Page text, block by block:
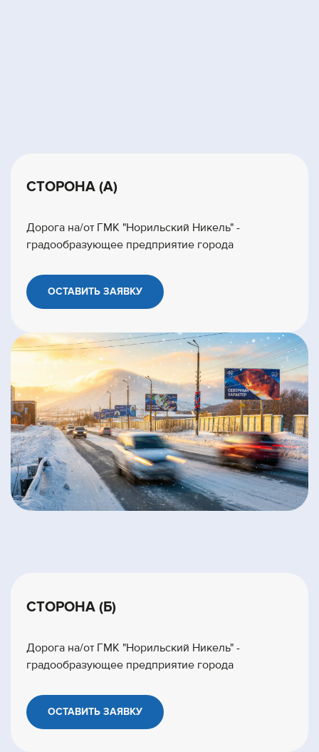
СТОРОНА (А)
Дорога на/от ГМК "Норильский Никель" -
градообразующее предприятие города
ОСТАВИТЬ ЗАЯВКУ
СТОРОНА (Б)
Дорога на/от ГМК "Норильский Никель" -
градообразующее предприятие города
ОСТАВИТЬ ЗАЯВКУ